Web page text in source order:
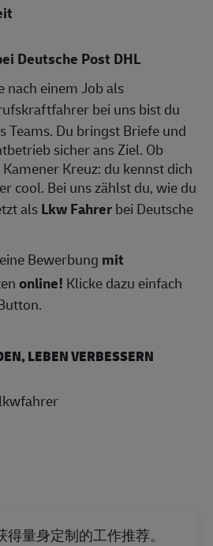
Deutsche Post DHL
nach einem Job als
bei uns bist du
Teams. Du bringst Briefe und
sicher ans Ziel. Ob
Kreuz: du kennst dich
cool. Bei uns zählst du, wie du
alsLkw Fahrerbei Deutsche
Bewerbung mit
online! Klicke dazu einfach
LEBEN VERBESSERN
量身定制的工作推荐。